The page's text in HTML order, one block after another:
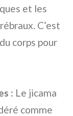
et les
C’est
corps pour
: Le jicama
comme